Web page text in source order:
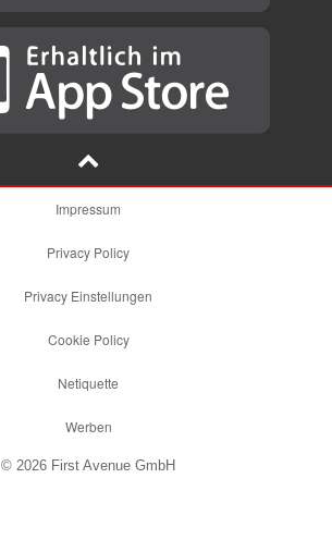
Impressum
Privacy Policy
Privacy Einstellungen
Cookie Policy
Netiquette
Werben
© 2026 First Avenue GmbH